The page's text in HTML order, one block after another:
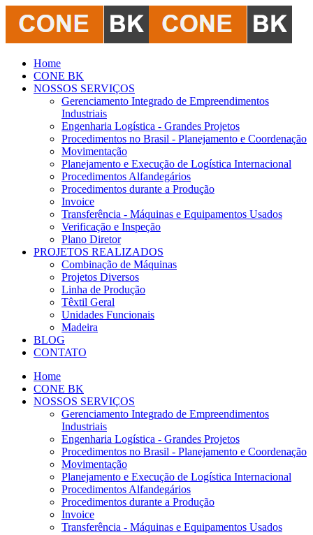
Home
CONE BK
NOSSOS SERVIÇOS
Gerenciamento Integrado de Empreendimentos
Industriais
Engenharia Logística - Grandes Projetos
Procedimentos no Brasil - Planejamento e Coordenação
Movimentação
Planejamento e Execução de Logística Internacional
Procedimentos Alfandegários
Procedimentos durante a Produção
Invoice
Transferência - Máquinas e Equipamentos Usados
Verificação e Inspeção
Plano Diretor
PROJETOS REALIZADOS
Combinação de Máquinas
Projetos Diversos
Linha de Produção
Têxtil Geral
Unidades Funcionais
Madeira
BLOG
CONTATO
Home
CONE BK
NOSSOS SERVIÇOS
Gerenciamento Integrado de Empreendimentos
Industriais
Engenharia Logística - Grandes Projetos
Procedimentos no Brasil - Planejamento e Coordenação
Movimentação
Planejamento e Execução de Logística Internacional
Procedimentos Alfandegários
Procedimentos durante a Produção
Invoice
Transferência - Máquinas e Equipamentos Usados